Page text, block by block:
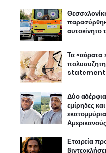
αυτοκίνητο
Τα «αόρατα
statement
Δύο
εμίρηδες
Εταιρεία